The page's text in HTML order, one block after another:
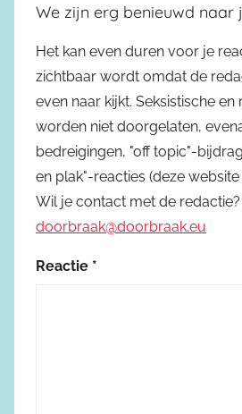
We zijn erg benieuwd naar
Het kan even duren voor je
zichtbaar wordt omdat de
even naar kijkt. Seksistische en
worden niet doorgelaten,
bedreigingen, "off topic"-
en plak"-reacties (deze
Wil je contact met de redactie?
doorbraak@doorbraak.eu
Reactie *